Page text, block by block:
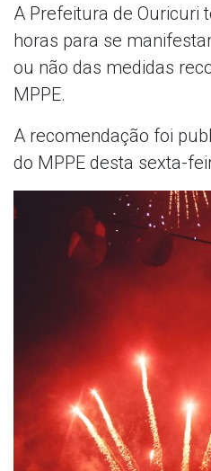
A Prefeitura de Ouricuri
horas para se
ou não das medidas
MPPE.
A recomendação foi
do MPPE desta sexta-